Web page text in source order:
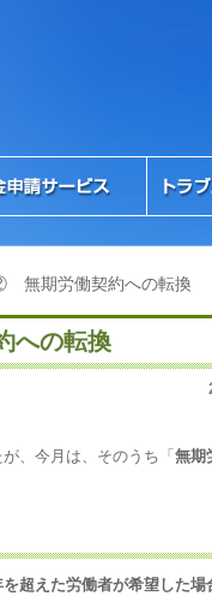
無期労働契約への転換
への転換
、今月は、そのうち「 無期
超えた労働者が希望した場